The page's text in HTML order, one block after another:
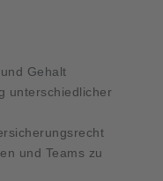
Gehalt
unterschiedlicher
und Teams zu